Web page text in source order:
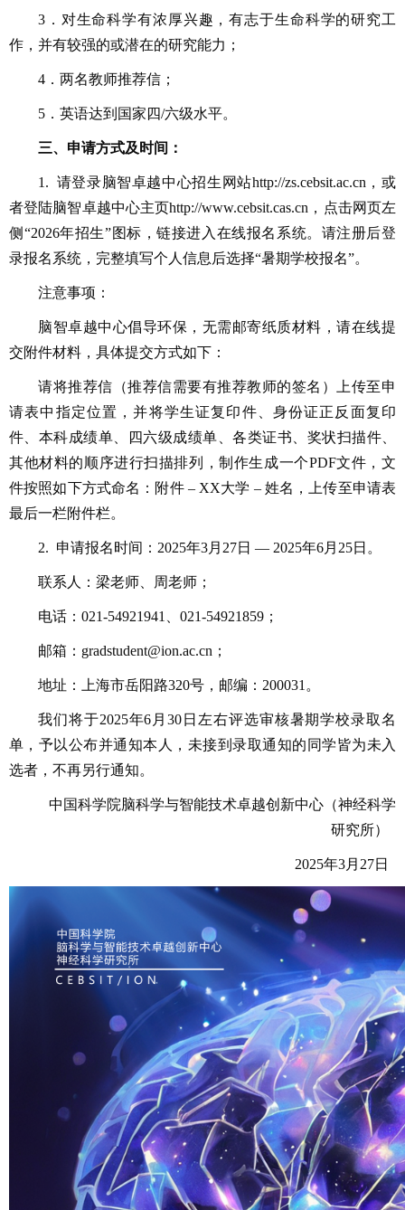
3．对生命科学有浓厚兴趣，有志于生命科学的研究工
作，并有较强的或潜在的研究能力；
4．两名教师推荐信；
5．英语达到国家四/六级水平。
三、申请方式及时间：
1. 请登录脑智卓越中心招生网站http://zs.cebsit.ac.cn，或
者登陆脑智卓越中心主页http://www.cebsit.cas.cn，点击网页左
侧“2026年招生”图标，链接进入在线报名系统。请注册后登
录报名系统，完整填写个人信息后选择“暑期学校报名”。
注意事项：
脑智卓越中心倡导环保，无需邮寄纸质材料，请在线提
交附件材料，具体提交方式如下：
请将推荐信（推荐信需要有推荐教师的签名）上传至申
请表中指定位置，并将学生证复印件、身份证正反面复印
件、本科成绩单、四六级成绩单、各类证书、奖状扫描件、
其他材料的顺序进行扫描排列，制作生成一个PDF文件，文
件按照如下方式命名：附件 – XX大学 – 姓名，上传至申请表
最后一栏附件栏。
2. 申请报名时间：2025年3月27日 — 2025年6月25日。
联系人：梁老师、周老师；
电话：021-54921941、021-54921859；
邮箱：gradstudent@ion.ac.cn；
地址：上海市岳阳路320号，邮编：200031。
我们将于2025年6月30日左右评选审核暑期学校录取名
单，予以公布并通知本人，未接到录取通知的同学皆为未入
选者，不再另行通知。
中国科学院脑科学与智能技术卓越创新中心（神经科学
研究所）
2025年3月27日